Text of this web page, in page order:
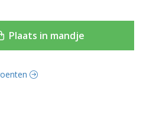
Plaats in mandje